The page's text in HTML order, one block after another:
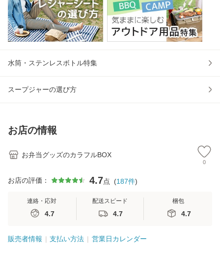
水筒・ステンレスボトル特集
スープジャーの選び方
お店の情報
お弁当グッズのカラフルBOX
0
お店の評価： 4.7点 (187件)
連絡・応対
4.7
配送スピード
4.7
梱包
4.7
販売者情報 支払い方法 営業日カレンダー